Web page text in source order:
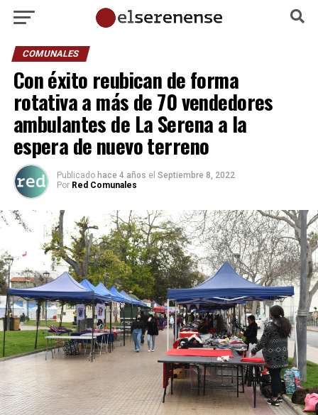
COMUNALES
Con éxito reubican de forma
rotativa a más de 70 vendedores
ambulantes de La Serena a la
espera de nuevo terreno
Publicado hace 4 años el Septiembre 8, 2022
Por Red Comunales